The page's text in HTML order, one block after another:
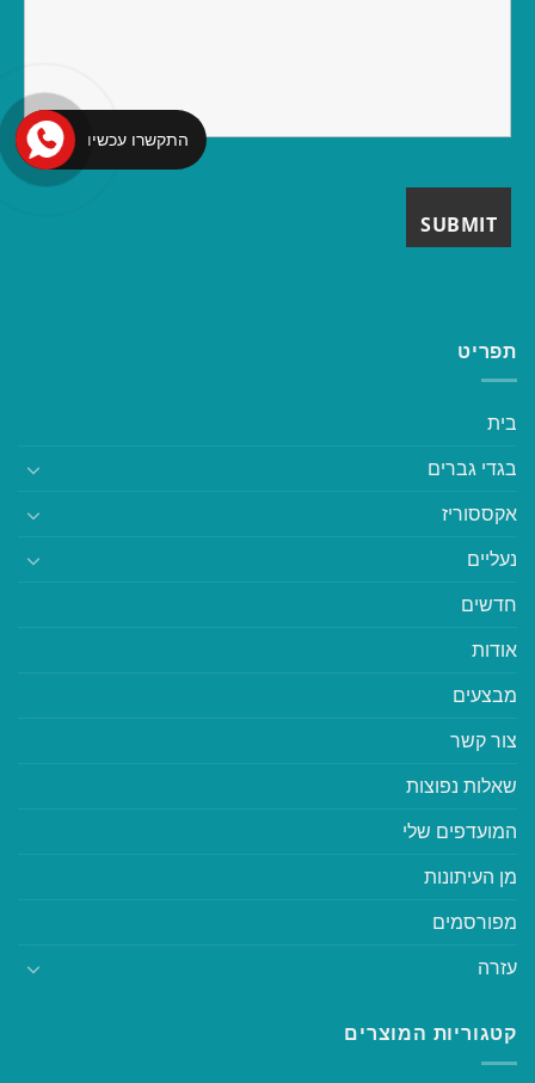
תפריט
בית
בגדי גברים
אקססוריז
נעליים
חדשים
אודות
מבצעים
צור קשר
שאלות נפוצות
המועדפים שלי
מן העיתונות
מפורסמים
עזרה
קטגוריות המוצרים
התקשרו עכשיו